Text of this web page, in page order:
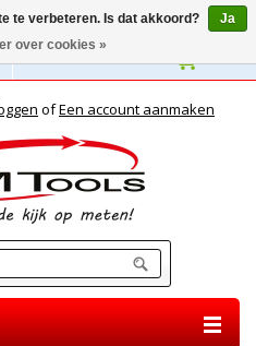
ofEen account aanmaken
te verbeteren. Is dat akkoord?
Ja
over cookies »